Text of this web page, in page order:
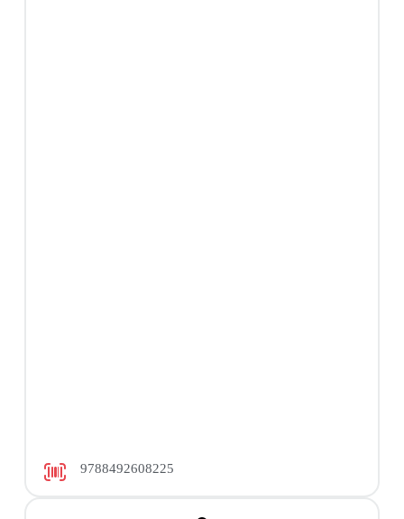
9788492608225